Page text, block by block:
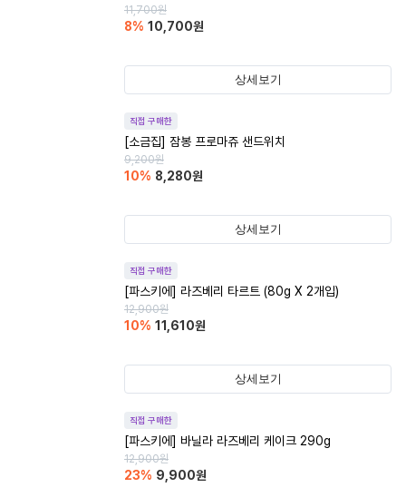
11,700원
8% 10,700원
상세보기
직접 구매한
[소금집] 잠봉 프로마쥬 샌드위치
9,200원
10% 8,280원
상세보기
직접 구매한
[파스키에] 라즈베리 타르트 (80g X 2개입)
12,900원
10% 11,610원
상세보기
직접 구매한
[파스키에] 바닐라 라즈베리 케이크 290g
12,900원
23% 9,900원